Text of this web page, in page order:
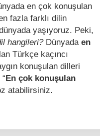
en çok konuşulan
fazla farklı dilin
yaşıyoruz. Peki,
hangileri?Dünyada en
Türkçe kaçıncı
konuşulan dilleri
En çok konuşulan
atabilirsiniz.